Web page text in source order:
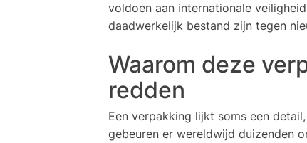
voldoen aan internationale
daadwerkelijk bestand zijn tegen
Waarom deze
redden
Een verpakking lijkt soms een
gebeuren er wereldwijd duizenden